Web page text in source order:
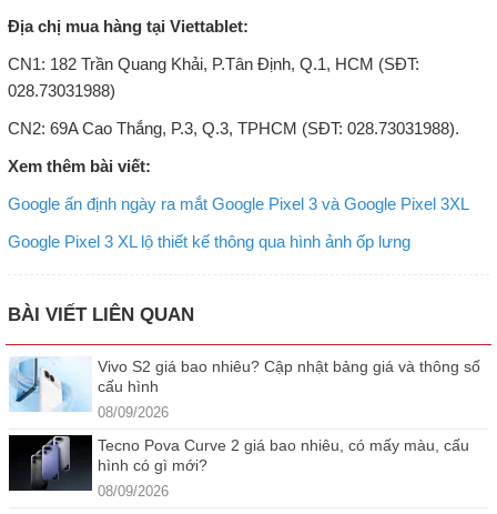
Địa chị mua hàng tại Viettablet:
CN1: 182 Trần Quang Khải, P.Tân Định, Q.1, HCM (SĐT:
028.73031988)
CN2: 69A Cao Thắng, P.3, Q.3, TPHCM (SĐT: 028.73031988).
Xem thêm bài viết:
Google ấn định ngày ra mắt Google Pixel 3 và Google Pixel 3XL
Google Pixel 3 XL lộ thiết kế thông qua hình ảnh ốp lưng
BÀI VIẾT LIÊN QUAN
Vivo S2 giá bao nhiêu? Cập nhật bảng giá và thông số
cấu hình
08/09/2026
Tecno Pova Curve 2 giá bao nhiêu, có mấy màu, cấu
hình có gì mới?
08/09/2026